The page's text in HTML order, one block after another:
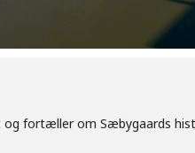
og fortæller om Sæbygaards